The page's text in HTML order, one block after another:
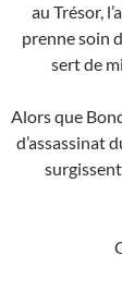
au Trésor,
prenne soin
sert de
Alors que
d’assassinat